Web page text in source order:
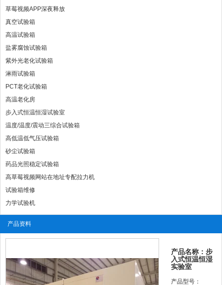
草莓视频APP深夜释放
真空试验箱
高温试验箱
盐雾腐蚀试验箱
紫外光老化试验箱
淋雨试验箱
PCT老化试验箱
高温老化房
步入式恒温恒湿试验室
温度/温度/震动三综合试验箱
高低温低气压试验箱
砂尘试验箱
药品光照稳定试验箱
高草莓视频网站在地址专配拉力机
试验箱维修
力学试验机
产品资料
产品名称：步
入式恒温恒湿
实验室
产品型号：